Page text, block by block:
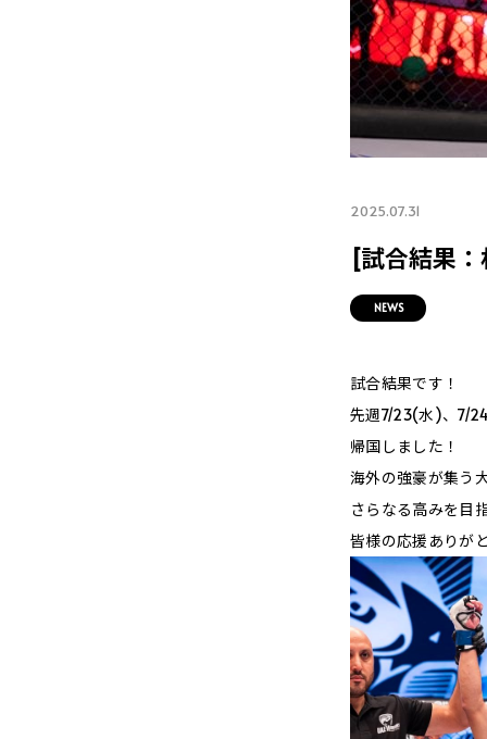
2025.07.31
[試合結果
NEWS
試合結果です！
先週7/23(水)、7/
帰国しました！
海外の強豪が集う
さらなる高みを目
皆様の応援ありが